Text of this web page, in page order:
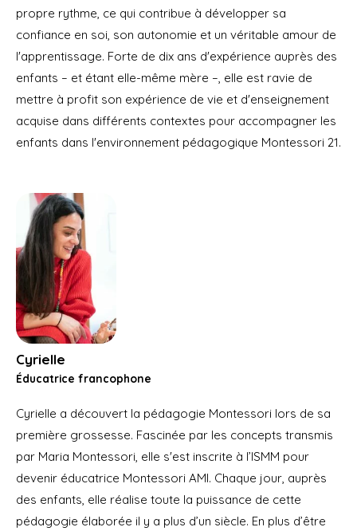
propre rythme, ce qui contribue à développer sa
confiance en soi, son autonomie et un véritable amour de
l'apprentissage. Forte de dix ans d'expérience auprès des
enfants – et étant elle-même mère –, elle est ravie de
mettre à profit son expérience de vie et d'enseignement
acquise dans différents contextes pour accompagner les
enfants dans l'environnement pédagogique Montessori 21.
Cyrielle
Éducatrice francophone
Cyrielle a découvert la pédagogie Montessori lors de sa
première grossesse. Fascinée par les concepts transmis
par Maria Montessori, elle s'est inscrite à l’ISMM pour
devenir éducatrice Montessori AMI. Chaque jour, auprès
des enfants, elle réalise toute la puissance de cette
pédagogie élaborée il y a plus d’un siècle. En plus d’être